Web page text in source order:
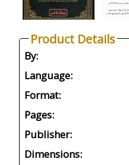
Product Details
By:
Language:
Format:
Pages:
Publisher:
Dimensions: